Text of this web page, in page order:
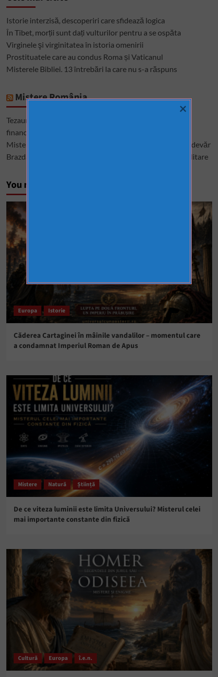
Istorie interzisă, descoperiri care sfidează logica
În Tibet, morții sunt dați vulturilor pentru a se ospăta
Virginele şi virginitatea în istoria omenirii
Prostituatele care au condus Roma și Vaticanul
Misterele Bibliei. 13 întrebări la care nu s-a răspuns
Mistere România
Tezaurul României de la Moscova – cel mai mare mister
financiar din istoria României
Misterele lui Ștefan cel Mare – între istorie, legendă și adevăr
Brazda lui Novac, una dintre cele mai mari construcții militare
You may have missed
Europa Istorie
Căderea Cartaginei în mâinile vandalilor – momentul care
a condamnat Imperiul Roman de Apus
Mistere Natură Știință
De ce viteza luminii este limita Universului? Misterul celei
mai importante constante din fizică
Cultură Europa î.e.n.
×